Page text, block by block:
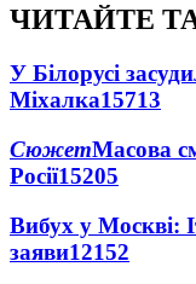
ЧИТАЙТЕ
У Білорусі
Міхалка15713
СюжетМасова
Росії15205
Вибух у Москві:
заяви12152